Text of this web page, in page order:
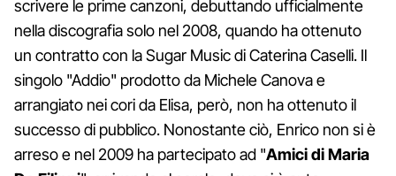
scrivere le prime canzoni, debuttando ufficialmente
nella discografia solo nel 2008, quando ha ottenuto
un contratto con la Sugar Music di Caterina Caselli. Il
singolo "Addio" prodotto da Michele Canova e
arrangiato nei cori da Elisa, però, non ha ottenuto il
successo di pubblico. Nonostante ciò, Enrico non si è
arreso e nel 2009 ha partecipato ad "Amici di Maria